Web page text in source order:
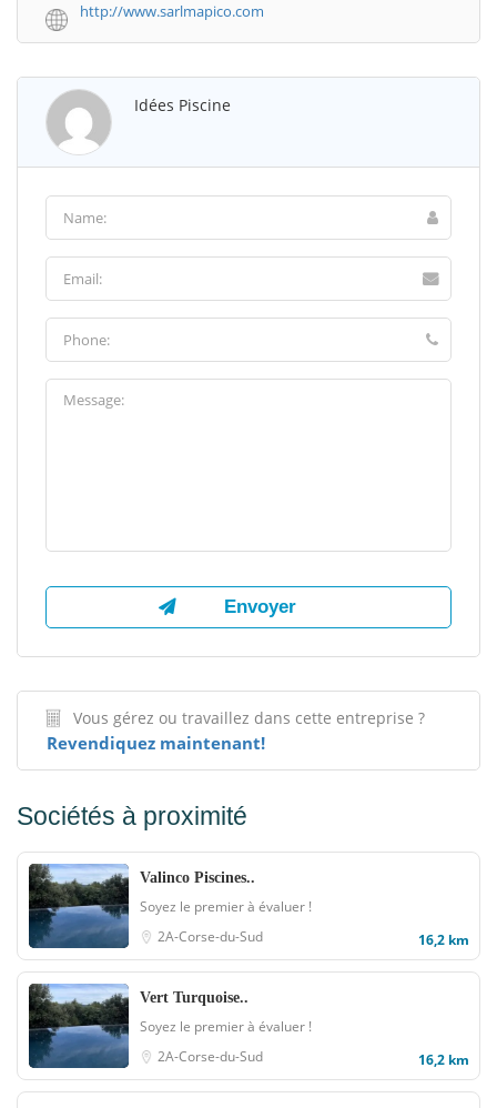
http://www.sarlmapico.com
Idées Piscine
Vous gérez ou travaillez dans cette entreprise ?
Revendiquez maintenant!
Sociétés à proximité
Valinco Piscines..
Soyez le premier à évaluer !
2A-Corse-du-Sud
16,2 km
Vert Turquoise..
Soyez le premier à évaluer !
2A-Corse-du-Sud
16,2 km